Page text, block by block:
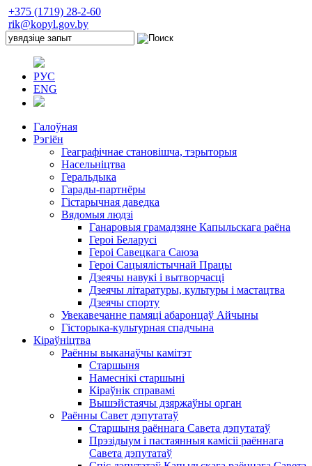
+375 (1719) 28-2-60
rik@kopyl.gov.by
РУС
ENG
Галоўная
Рэгіён
Геаграфічнае становішча, тэрыторыя
Насельніцтва
Геральдыка
Гарады-партнёры
Гістарычная даведка
Вядомыя людзі
Ганаровыя грамадзяне Капыльскага раёна
Героі Беларусі
Героі Савецкага Саюза
Героі Сацыялістычнай Працы
Дзеячы навукі і вытворчасці
Дзеячы літаратуры, культуры і мастацтва
Дзеячы спорту
Увекавечанне памяці абаронцаў Айчыны
Гісторыка-культурная спадчына
Кіраўніцтва
Раённы выканаўчы камітэт
Старшыня
Намеснікі старшыні
Кіраўнік справамі
Вышэйстаячы дзяржаўны орган
Раённы Савет дэпутатаў
Старшыня раённага Савета дэпутатаў
Прэзідыум і пастаянныя камісіі раённага
Савета дэпутатаў